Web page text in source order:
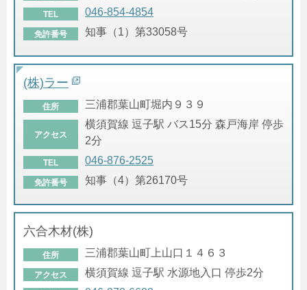
TEL 046-854-4854
免許番号 知事（1）第33058号
(株)ラー
住所 三浦郡葉山町堀内９３９
アクセス
横須賀線 逗子駅 バス15分 森戸海岸 停歩
2分
TEL 046-876-2525
免許番号 知事（4）第26170号
六合木材(株)
住所 三浦郡葉山町上山口１４６３
アクセス 横須賀線 逗子駅 水源地入口 停歩2分